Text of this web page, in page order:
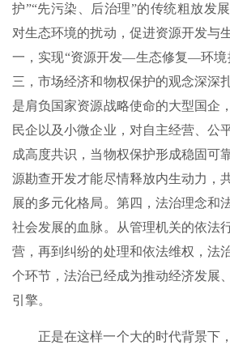
护”“先污染、后治理”的传统粗放发
对生态环境的扰动，促进资源开发与
一，实现“资源开发—生态修复—环境
三，市场经济和物权保护的观念深深
是肩负国家资源战略使命的大型国企
民企以及小微企业，对自主经营、公
成高度共识，当物权保护形成稳固可
源勘查开发才能尽情释放内生动力，
展的多元化格局。第四，法治理念和
社会发展的血脉。从管理机关的依法
营，再到纠纷的处理和依法维权，法
个环节，法治已经成为推动经济发展
引擎。
正是在这样一个大的时代背景下